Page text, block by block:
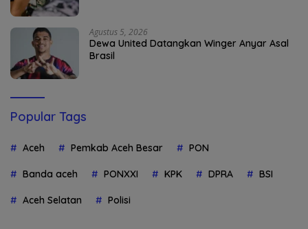
Agustus 5, 2026
Dewa United Datangkan Winger Anyar Asal
Brasil
Popular Tags
Aceh Pemkab Aceh Besar PON
Banda aceh PONXXI KPK DPRA BSI
Aceh Selatan Polisi